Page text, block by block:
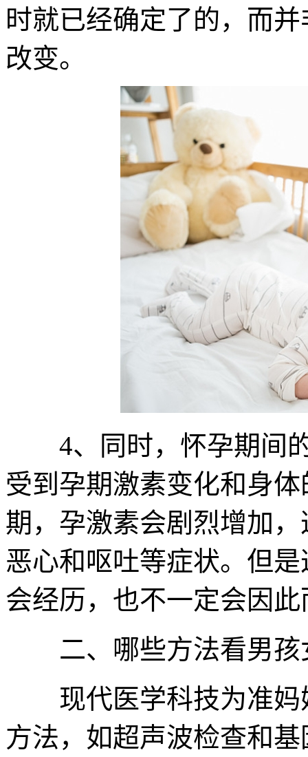
时就已经确定了的，而
改变。
4、同时，怀孕期间的
受到孕期激素变化和身
期，孕激素会剧烈增加
恶心和呕吐等症状。但
会经历，也不一定会因
二、哪些方法看男孩
现代医学科技为准妈
方法，如超声波检查和